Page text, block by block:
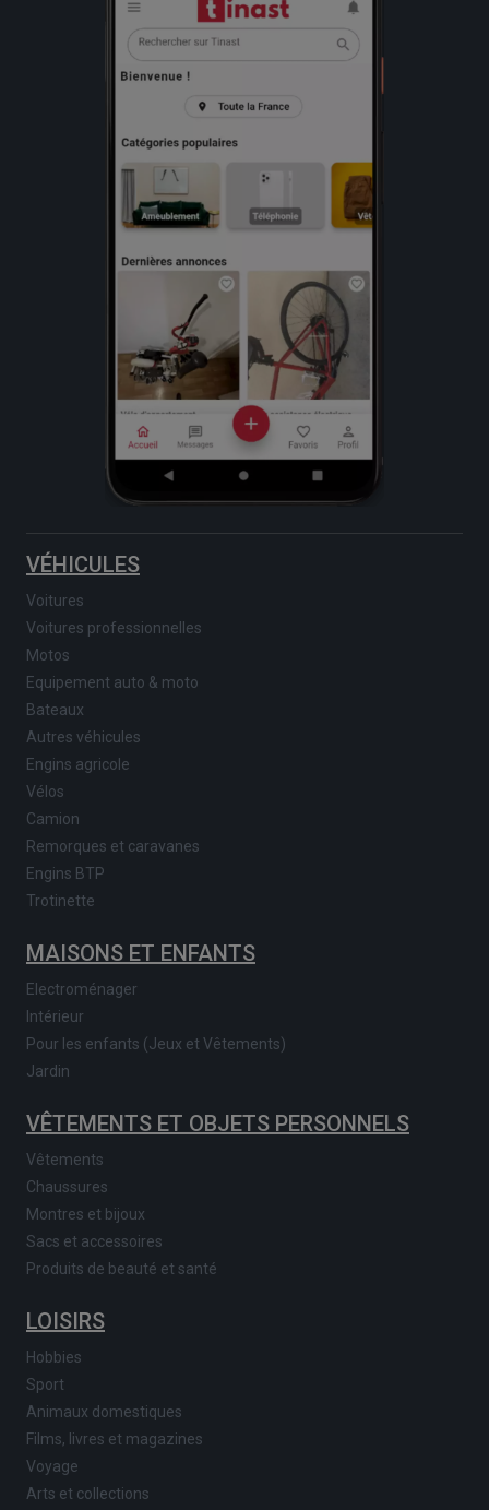
VÉHICULES
Voitures
Voitures professionnelles
Motos
Equipement auto & moto
Bateaux
Autres véhicules
Engins agricole
Vélos
Camion
Remorques et caravanes
Engins BTP
Trotinette
MAISONS ET ENFANTS
Electroménager
Intérieur
Pour les enfants (Jeux et Vêtements)
Jardin
VÊTEMENTS ET OBJETS PERSONNELS
Vêtements
Chaussures
Montres et bijoux
Sacs et accessoires
Produits de beauté et santé
LOISIRS
Hobbies
Sport
Animaux domestiques
Films, livres et magazines
Voyage
Arts et collections